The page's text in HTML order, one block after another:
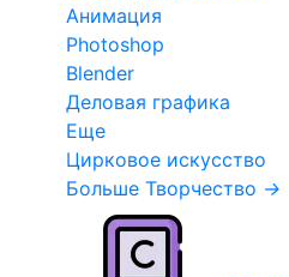
Анимация
Photoshop
Blender
Деловая графика
Еще
Цирковое искусство
Больше Творчество →